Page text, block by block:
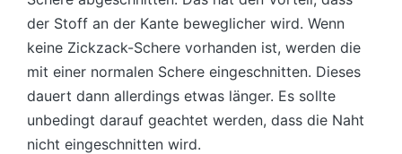
der Stoff an der Kante beweglicher wird. Wenn
keine Zickzack-Schere vorhanden ist, werden die
mit einer normalen Schere eingeschnitten. Dieses
dauert dann allerdings etwas länger. Es sollte
unbedingt darauf geachtet werden, dass die Naht
nicht eingeschnitten wird.